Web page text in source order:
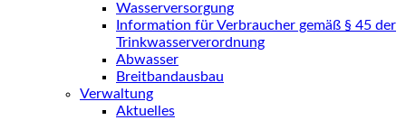
Wasserversorgung
Information für Verbraucher gemäß § 45 der
Trinkwasserverordnung
Abwasser
Breitbandausbau
Verwaltung
Aktuelles